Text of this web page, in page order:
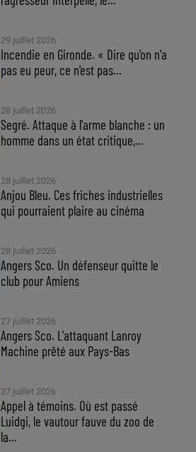
29 juillet 2026
Incendie en Gironde. « Dire qu'on n'a
pas eu peur, ce n'est pas...
28 juillet 2026
Segré. Attaque à l'arme blanche : un
homme dans un état critique,...
28 juillet 2026
Anjou Bleu. Ces friches industrielles
qui pourraient plaire au cinéma
28 juillet 2026
Angers Sco. Un défenseur quitte le
club pour Amiens
27 juillet 2026
Angers Sco. L'attaquant Lanroy
Machine prêté aux Pays-Bas
27 juillet 2026
Appel à témoins. Où est passé
Luidgi, le vautour fauve du zoo de
la...